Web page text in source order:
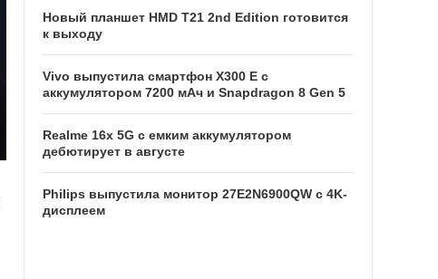
Новый планшет HMD T21 2nd Edition готовится
к выходу
Vivo выпустила смартфон X300 E с
аккумулятором 7200 мАч и Snapdragon 8 Gen 5
Realme 16x 5G с емким аккумулятором
дебютирует в августе
Philips выпустила монитор 27E2N6900QW с 4K-
дисплеем